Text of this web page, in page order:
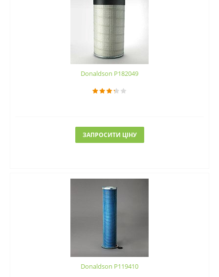
Donaldson P182049
ЗАПРОСИТИ ЦІНУ
Donaldson P119410